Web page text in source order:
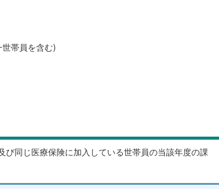
帯員を含む)
同じ医療保険に加入している世帯員の当該年度の課